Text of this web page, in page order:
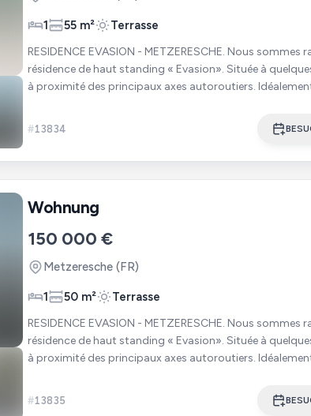
1 55 m² Terrasse
RESIDENCE EVASION - METZERESCHE. Nous sommes ravis de vous présenter la
résidence de haut standing « Evasion». Située à
à proximité des principaux axes autoroutiers.
#13834
Wohnung
150 000 €
Metzeresche (FR)
1 50 m² Terrasse
RESIDENCE EVASION - METZERESCHE. Nous sommes ravis de vous présenter la
résidence de haut standing « Evasion». Située à
à proximité des principaux axes autoroutiers.
#13835